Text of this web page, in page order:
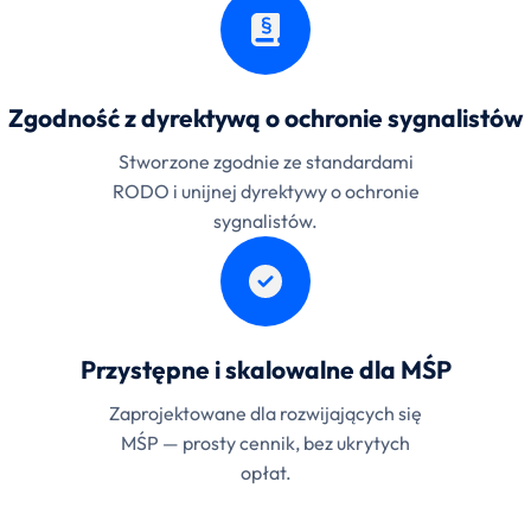
Zgodność z dyrektywą o ochronie sygnalistów
Stworzone zgodnie ze standardami
RODO i unijnej dyrektywy o ochronie
sygnalistów.
Przystępne i skalowalne dla MŚP
Zaprojektowane dla rozwijających się
MŚP — prosty cennik, bez ukrytych
opłat.